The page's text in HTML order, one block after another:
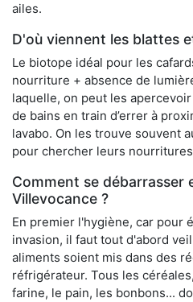
ailes.
D'où viennent les blattes
Le biotope idéal pour les
nourriture + absence de
laquelle, on peut les
de bains en train d’errer à
lavabo. On les trouve souvent
pour chercher leurs
Comment se débarrasser
Villevocance ?
En premier l'hygiène, car pour
invasion, il faut tout d'abord
aliments soient mis dans des
réfrigérateur. Tous les
farine, le pain, les bonbons...